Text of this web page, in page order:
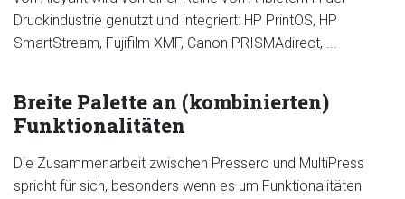
Druckindustrie genutzt und integriert: HP PrintOS, HP
SmartStream, Fujifilm XMF, Canon PRISMAdirect, ...
Breite Palette an (kombinierten)
Funktionalitäten
Die Zusammenarbeit zwischen Pressero und MultiPress
spricht für sich, besonders wenn es um Funktionalitäten